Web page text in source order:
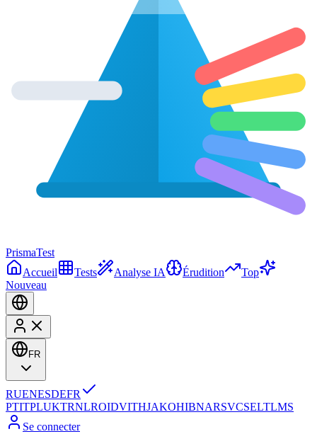
PrismaTest
Accueil
Tests Analyse IA Érudition
Top
Nouveau
FR
RUENESDEFR
PTITPLUKTRNLROIDVITHJAKOHIBNARSVCSELTLMS
Se connecter